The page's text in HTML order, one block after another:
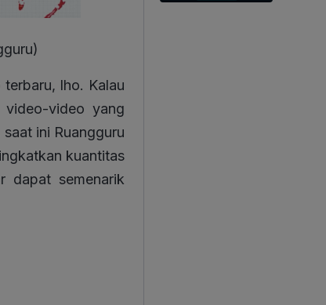
lho. Kalau
video-video yang
saat ini Ruangguru
kuantitas
dapat semenarik